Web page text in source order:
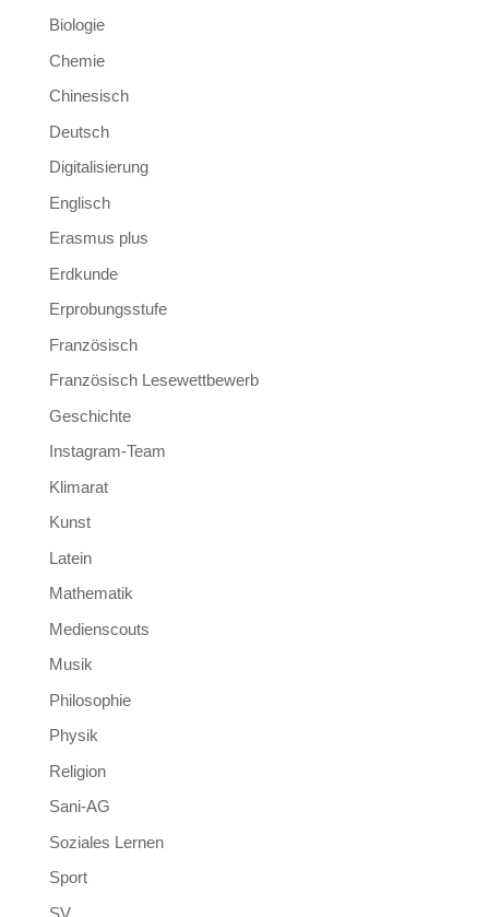
Biologie
Chemie
Chinesisch
Deutsch
Digitalisierung
Englisch
Erasmus plus
Erdkunde
Erprobungsstufe
Französisch
Französisch Lesewettbewerb
Geschichte
Instagram-Team
Klimarat
Kunst
Latein
Mathematik
Medienscouts
Musik
Philosophie
Physik
Religion
Sani-AG
Soziales Lernen
Sport
SV